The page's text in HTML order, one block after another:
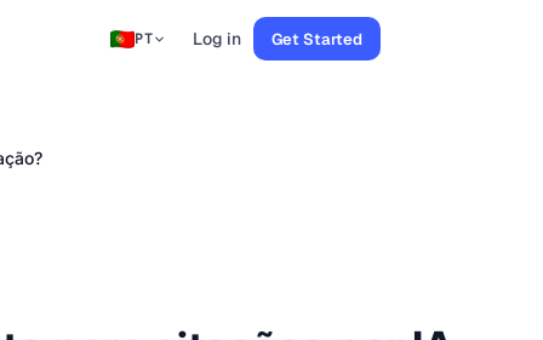
PT Log in Get Started